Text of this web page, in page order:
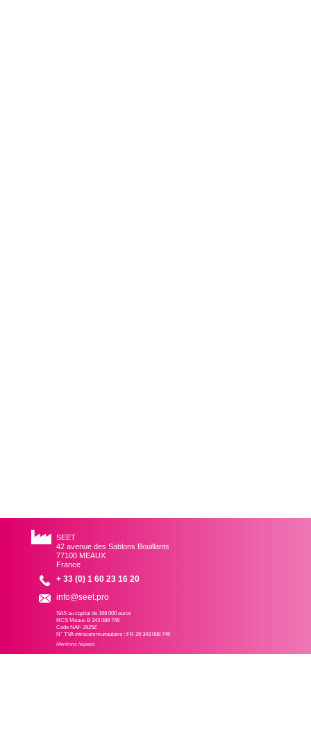
SEET
42 avenue des Sablons Bouillants
77100 MEAUX
France
+ 33 (0) 1 60 23 16 20
info@seet.pro
SAS au capital de 168 000 euros
RCS Meaux B 343 088 746
Code NAF 2825Z
N° TVA intracommunautaire : FR 26 343 088 746
Mentions légales